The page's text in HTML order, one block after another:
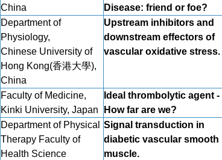
China
Disease: friend or foe?
Department of
Physiology,
Chinese University of
Hong Kong(香港大學),
China
Upstream inhibitors and
downstream effectors of
vascular oxidative stress.
Faculty of Medicine,
Kinki University, Japan
Ideal thrombolytic agent -
How far are we?
Department of Physical
Therapy Faculty of
Health Science
Signal transduction in
diabetic vascular smooth
muscle.